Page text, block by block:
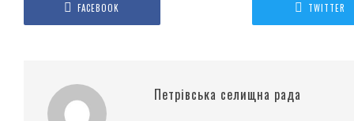
FACEBOOK TWITTER
Петрівська селищна рада